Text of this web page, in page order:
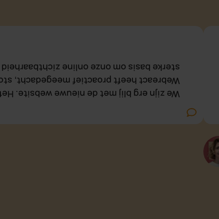
beter aan bij wie wij als Vonders zijn.
in de gaten. Het resultaat geeft ons een
slagkracht verder uit te bouwen.